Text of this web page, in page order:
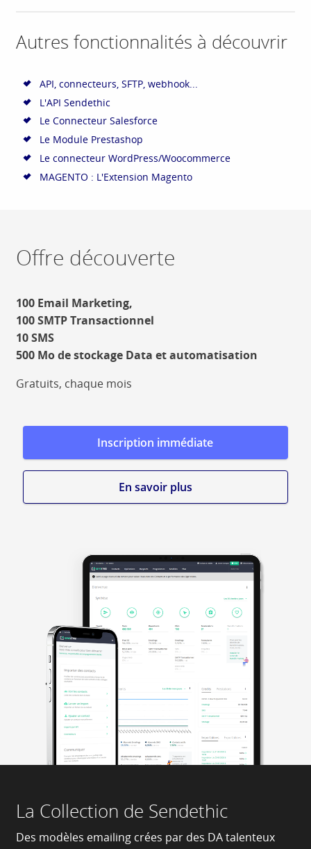
Autres fonctionnalités à découvrir
API, connecteurs, SFTP, webhook...
L'API Sendethic
Le Connecteur Salesforce
Le Module Prestashop
Le connecteur WordPress/Woocommerce
MAGENTO : L'Extension Magento
Offre découverte
100 Email Marketing,
100 SMTP Transactionnel
10 SMS
500 Mo de stockage Data et automatisation
Gratuits, chaque mois
Inscription immédiate
En savoir plus
La Collection de Sendethic
Des modèles emailing crées par des DA talenteux